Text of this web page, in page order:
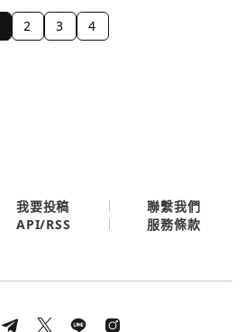
2 3 4
我要投稿
聯繫我們
API/RSS 服務條款